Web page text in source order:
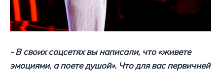
- В своих соцсетях вы написали, что «живете
эмоциями, а поете душой». Что для вас первичней